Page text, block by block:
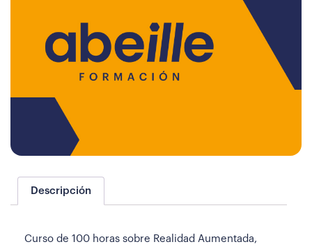
Descripción
Curso de 100 horas sobre Realidad Aumentada,